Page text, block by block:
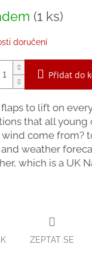
(1 ks)
doručení
Přidat do
to lift on
that all young
come from?
weather
which is a UK
ZEPTAT SE